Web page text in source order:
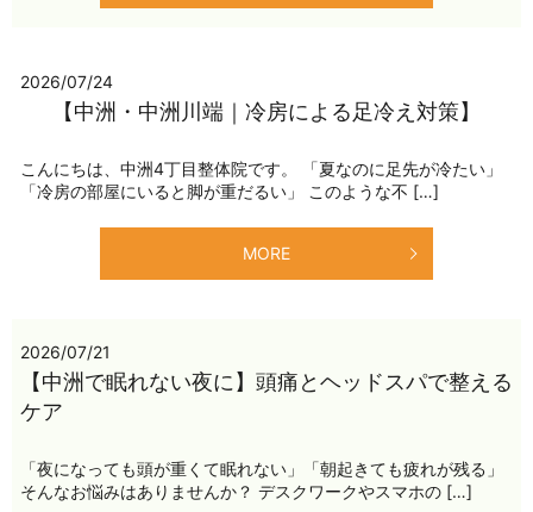
2026/07/24
【中洲・中洲川端｜冷房による足冷え対策】
こんにちは、中洲4丁目整体院です。 「夏なのに足先が冷たい」
「冷房の部屋にいると脚が重だるい」 このような不 […]
MORE
2026/07/21
【中洲で眠れない夜に】頭痛とヘッドスパで整える
ケア
「夜になっても頭が重くて眠れない」「朝起きても疲れが残る」
そんなお悩みはありませんか？ デスクワークやスマホの […]